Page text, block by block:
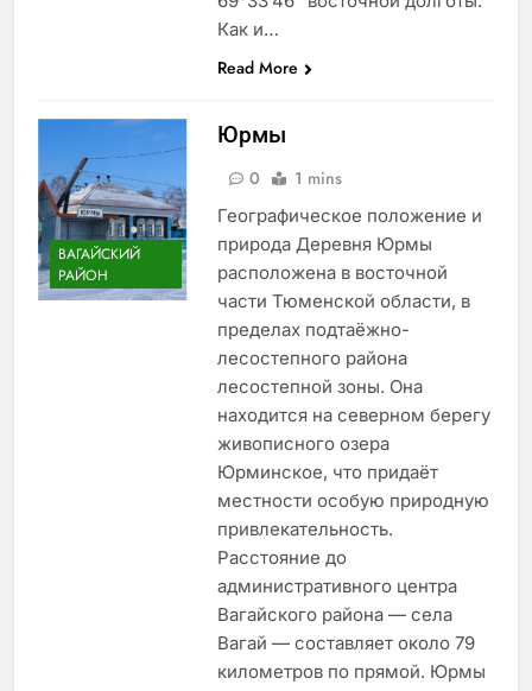
Как и…
Read More
ВАГАЙСКИЙ
РАЙОН
Юрмы
0 1 mins
Географическое положение и
природа Деревня Юрмы
расположена в восточной
части Тюменской области, в
пределах подтаёжно-
лесостепного района
лесостепной зоны. Она
находится на северном берегу
живописного озера
Юрминское, что придаёт
местности особую природную
привлекательность.
Расстояние до
административного центра
Вагайского района — села
Вагай — составляет около 79
километров по прямой. Юрмы